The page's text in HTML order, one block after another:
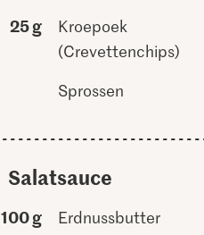
25 g
Kroepoek
(Crevettenchips)
Sprossen
Salatsauce
100 g Erdnussbutter